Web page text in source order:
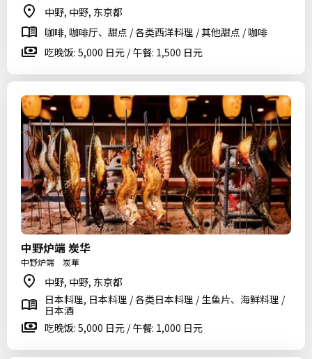
中野, 中野, 东京都
咖啡, 咖啡厅、甜点 / 各类西洋料理 / 其他甜点 / 咖啡
吃晚饭: 5,000 日元 / 午餐: 1,500 日元
中野炉端 炭华
中野炉端 炭華
中野, 中野, 东京都
日本料理, 日本料理 / 各类日本料理 / 生鱼片、海鲜料理 /
日本酒
吃晚饭: 5,000 日元 / 午餐: 1,000 日元